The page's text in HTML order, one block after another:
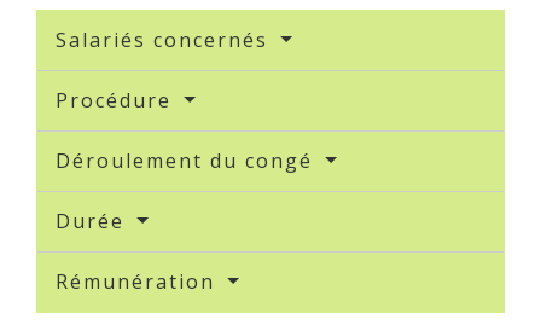
Salariés concernés
Procédure
Déroulement du congé
Durée
Rémunération